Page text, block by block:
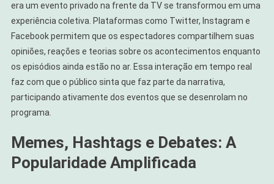
era um evento privado na frente da TV se transformou em uma
experiência coletiva. Plataformas como Twitter, Instagram e
Facebook permitem que os espectadores compartilhem suas
opiniões, reações e teorias sobre os acontecimentos enquanto
os episódios ainda estão no ar. Essa interação em tempo real
faz com que o público sinta que faz parte da narrativa,
participando ativamente dos eventos que se desenrolam no
programa.
Memes, Hashtags e Debates: A
Popularidade Amplificada